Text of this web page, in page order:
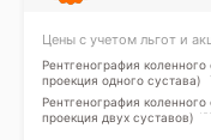
Цены с учетом льгот и
Рентгенография
проекция одного сустава)
Рентгенография
проекция двух суставов)